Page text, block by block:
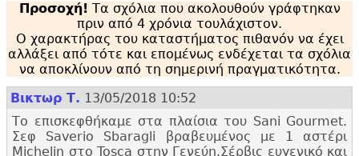
Προσοχή! Τα σχόλια που ακολουθούν γράφτηκαν
πριν από 4 χρόνια τουλάχιστον.
Ο χαρακτήρας του καταστήματος πιθανόν να έχει
αλλάξει από τότε και επομένως ενδέχεται τα σχόλια
να αποκλίνουν από τη σημερινή πραγματικότητα.
Βικτωρ Τ. 13/05/2018 10:52
Το επισκεφθήκαμε στα πλαίσια του Sani Gourmet.
Σεφ Saverio Sbaragli βραβευμένος με 1 αστέρι
Michelin στο Tosca στην Γενεύη.Σέρβις ευγενικό και